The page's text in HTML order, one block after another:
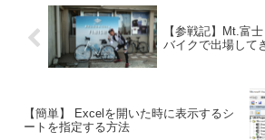
【参戦記】Mt.富
バイクで出場して
【簡単】 Excelを開いた時に表示するシ
ートを指定する方法